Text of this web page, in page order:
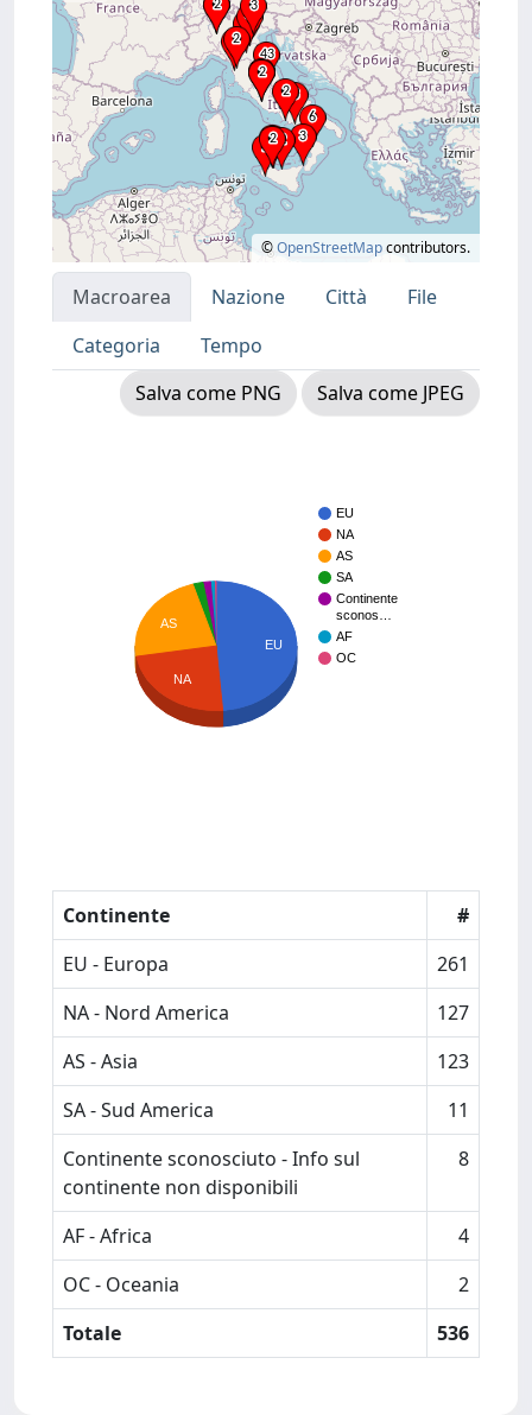
©OpenStreetMapcontributors.
Macroarea Nazione Città
File
Categoria
Tempo
Salva come PNG
Salva come JPEG
EU
NA
AS
SA
Continente
sconos…
AF
OC
EU
AS
NA
Continente
#
EU - Europa
261
NA - Nord America
127
AS - Asia
123
SA - Sud America
11
Continente sconosciuto - Info sul
continente non disponibili
8
AF - Africa
4
OC - Oceania
2
Totale
536